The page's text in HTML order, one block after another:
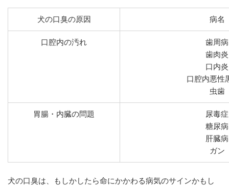
犬の口臭の原因 病名
口腔内の汚れ
歯周病
歯肉炎
口内炎
口腔内悪性
虫歯
胃腸・内臓の問題
尿毒症
糖尿病
肝臓病
ガン
犬の口臭は、もしかしたら命にかかわる病気のサインかもし